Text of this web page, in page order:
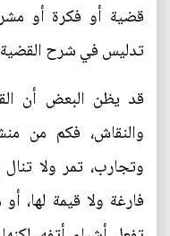
قضية أو فكرة أو
تدليس في شرح
قد يظن البعض أن
والنقاش، فكم من
وتجارب، تمر ولا
فارغة ولا قيمة لها،